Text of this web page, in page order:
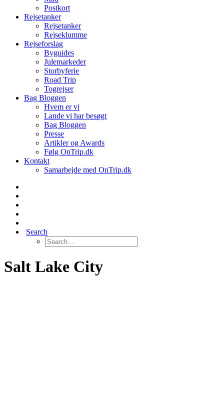
Postkort
Rejsetanker
Rejsetanker
Rejseklumme
Rejseforslag
Byguides
Julemarkeder
Storbyferie
Road Trip
Togrejser
Bag Bloggen
Hvem er vi
Lande vi har besøgt
Bag Bloggen
Presse
Artikler og Awards
Følg OnTrip.dk
Kontakt
Samarbejde med OnTrip.dk
Search
Salt Lake City